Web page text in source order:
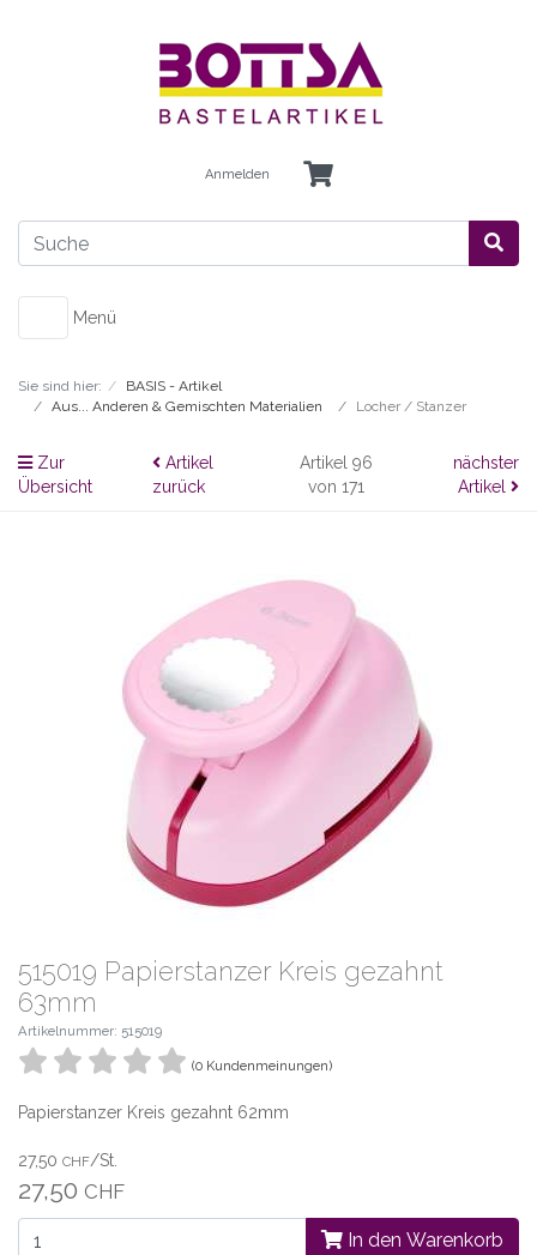
Anmelden
Menü
Sie sind hier:
BASIS - Artikel
Aus... Anderen & Gemischten Materialien
Locher / Stanzer
Zur
Übersicht
Artikel
zurück
Artikel 96
von 171
nächster
Artikel
515019 Papierstanzer Kreis gezahnt
63mm
Artikelnummer: 515019
(0 Kundenmeinungen)
Papierstanzer Kreis gezahnt 62mm
27,50 CHF/St.
27,50 CHF
In den Warenkorb